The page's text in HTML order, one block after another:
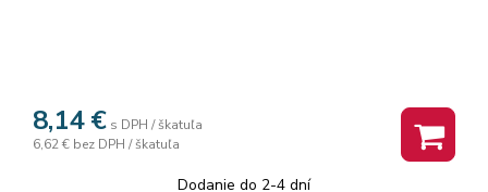
8,14 € s DPH / škatuľa
6,62 € bez DPH / škatuľa
Dodanie do 2-4 dní